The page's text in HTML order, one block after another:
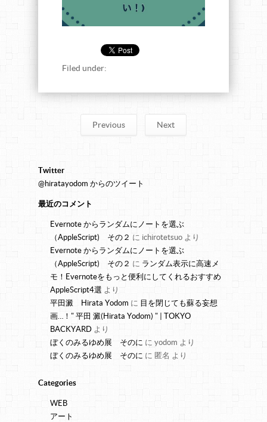
Filed under:
Previous Next
Twitter
@hiratayodom からのツイート
最近のコメント
Evernote からランダムにノートを選ぶ
（AppleScript) その２ に ichirotetsuo より
Evernote からランダムにノートを選ぶ
（AppleScript) その２ に ランダム表示に高速メ
モ！Evernoteをもっと便利にしてくれるおすすめ
AppleScript4選 より
平田澱 Hirata Yodom に 目を閉じても蘇る妄想
画…！" 平田 澱(Hirata Yodom) " | TOKYO
BACKYARD より
ぼくのみるゆめ展 そのに に yodom より
ぼくのみるゆめ展 そのに に 匿名 より
Categories
WEB
アート